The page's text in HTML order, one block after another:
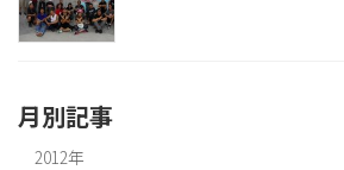
月別記事
2012年